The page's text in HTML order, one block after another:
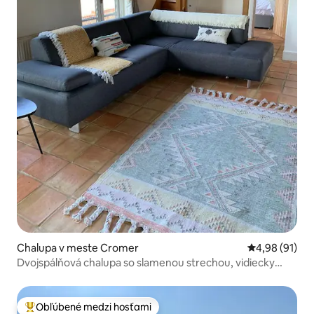
Chalupa v meste Cromer Priemerné
4,98 (91)
Dvojspálňová chalupa so slamenou strechou, vidiecky
Obľúbené medzi hosťami